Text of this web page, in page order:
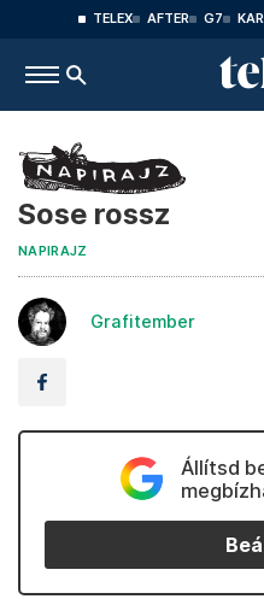
TELEX AFTER G7
Sose rossz
NAPIRAJZ
Grafitember
Állítsd